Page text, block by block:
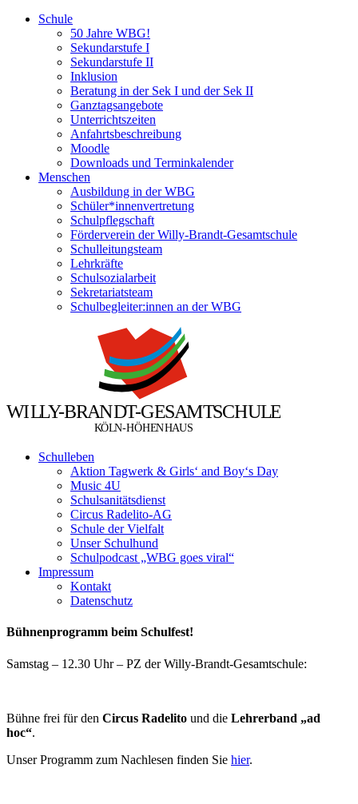
Schule
50 Jahre WBG!
Sekundarstufe I
Sekundarstufe II
Inklusion
Beratung in der Sek I und der Sek II
Ganztagsangebote
Unterrichtszeiten
Anfahrtsbeschreibung
Moodle
Downloads und Terminkalender
Menschen
Ausbildung in der WBG
Schüler*innenvertretung
Schulpflegschaft
Förderverein der Willy-Brandt-Gesamtschule
Schulleitungsteam
Lehrkräfte
Schulsozialarbeit
Sekretariatsteam
Schulbegleiter:innen an der WBG
WILLY-BRANDT-GESAMTSCHULE
KÖLN-HÖHENHAUS
Schulleben
Aktion Tagwerk & Girls‘ and Boy‘s Day
Music 4U
Schulsanitätsdienst
Circus Radelito-AG
Schule der Vielfalt
Unser Schulhund
Schulpodcast „WBG goes viral“
Impressum
Kontakt
Datenschutz
Bühnenprogramm beim Schulfest!
Samstag – 12.30 Uhr – PZ der Willy-Brandt-Gesamtschule:
Bühne frei für den Circus Radelito und die Lehrerband „ad
hoc“.
Unser Programm zum Nachlesen finden Sie hier.